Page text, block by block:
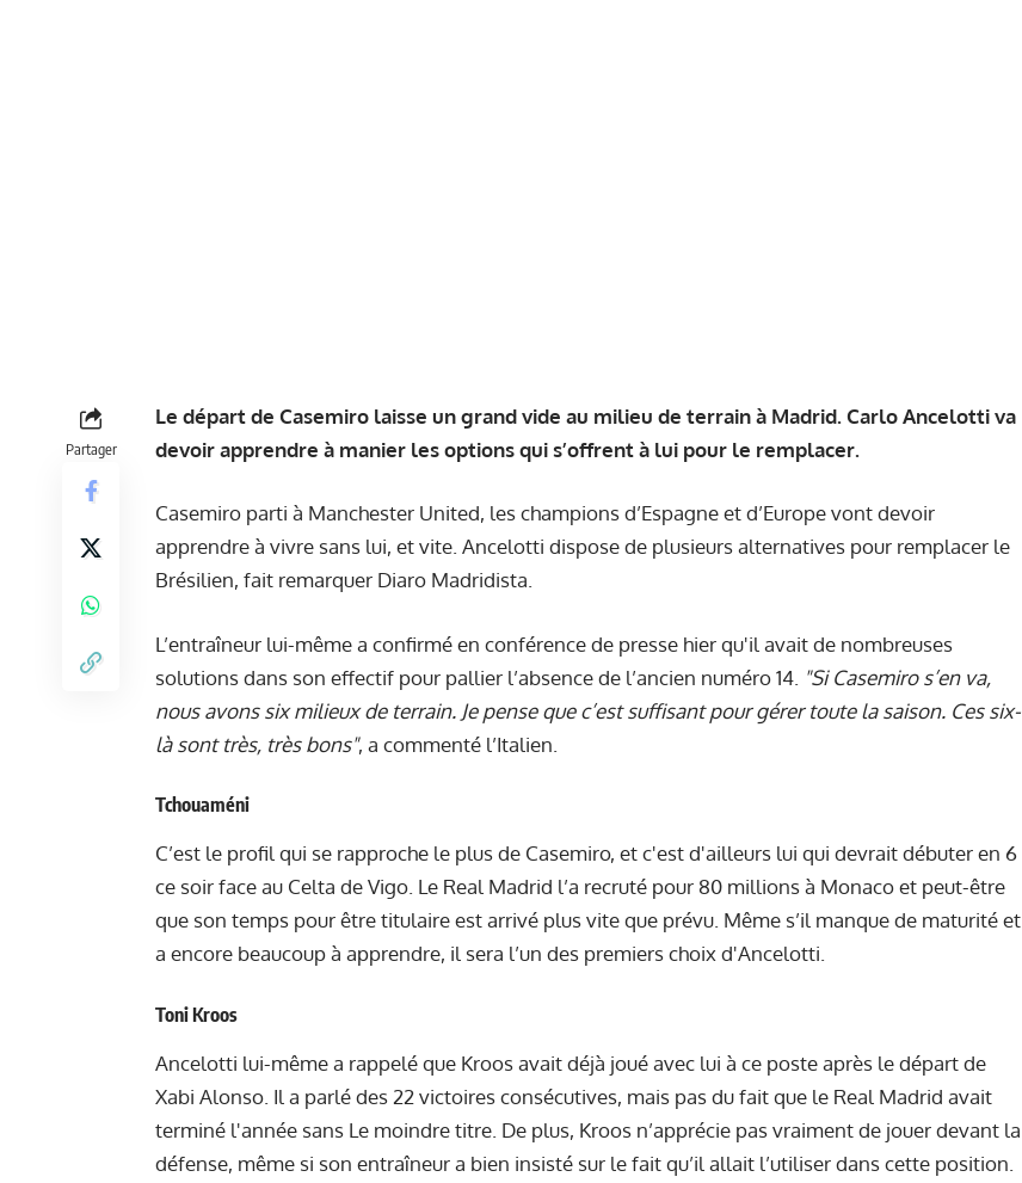
Partager
Le départ de Casemiro laisse un grand vide au milieu de terrain à Madrid. Carlo Ancelotti va
devoir apprendre à manier les options qui s’offrent à lui pour le remplacer.
Casemiro parti à Manchester United, les champions d’Espagne et d’Europe vont devoir
apprendre à vivre sans lui, et vite. Ancelotti dispose de plusieurs alternatives pour remplacer le
Brésilien, fait remarquer Diaro Madridista
L’entraîneur lui-même a confirmé en conférence de presse hier qu'il avait de nombreuses
solutions dans son effectif pour pallier l’absence de l’ancien numéro 14. "Si Casemiro s’en va,
nous avons six milieux de terrain. Je pense que c’est suffisant pour gérer toute la saison. Ces six-
là sont très, très bons", a commenté l’Italien.
Tchouaméni
C’est le profil qui se rapproche le plus de Casemiro, et c'est d'ailleurs lui qui devrait débuter en 6
ce soir face au Celta de Vigo. Le Real Madrid l’a recruté pour 80 millions à Monaco et peut-être
que son temps pour être titulaire est arrivé plus vite que prévu. Même s’il manque de maturité et
a encore beaucoup à apprendre, il sera l’un des premiers choix d'Ancelotti.
Toni Kroos
Ancelotti lui-même a rappelé que Kroos avait déjà joué avec lui à ce poste après le départ de
Xabi Alonso. Il a parlé des 22 victoires consécutives, mais pas du fait que le Real Madrid avait
terminé l'année sans Le moindre titre. De plus, Kroos n’apprécie pas vraiment de jouer devant la
défense, même si son entraîneur a bien insisté sur le faitqu’il allait l’utiliser dans cette position.